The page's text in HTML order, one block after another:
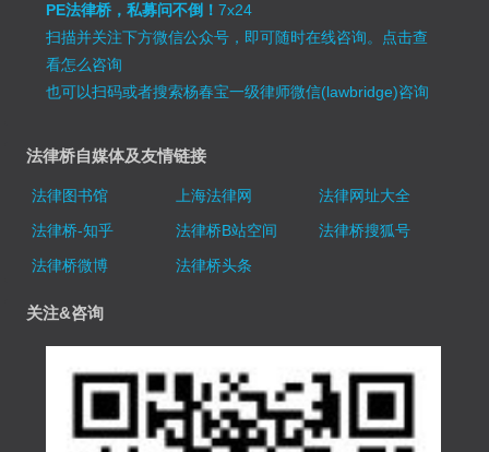
PE法律桥，私募问不倒！7x24
扫描并关注下方微信公众号，即可随时在线咨询。 点击查
看怎么咨询
也可以扫码或者搜索杨春宝一级律师微信(lawbridge)咨询
法律桥自媒体及友情链接
法律图书馆 上海法律网
法律网址大全
法律桥-知乎
法律桥B站空间
法律桥搜狐号
法律桥微博
法律桥头条
关注&咨询